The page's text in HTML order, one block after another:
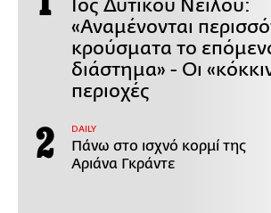
Ιός Δυτικού Νείλου:
«Αναμένονται
κρούσματα το
διάστημα» - Οι
περιοχές
DAILY
Πάνω στο ισχνό κορμί της
Αριάνα Γκράντε